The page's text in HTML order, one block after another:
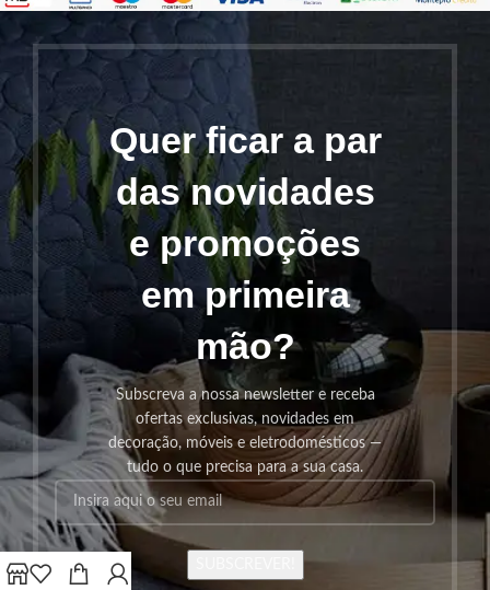
Quer ficar a par
das novidades
e promoções
em primeira
mão?
Subscreva a nossa newsletter e receba
ofertas exclusivas, novidades em
decoração, móveis e eletrodomésticos —
tudo o que precisa para a sua casa.